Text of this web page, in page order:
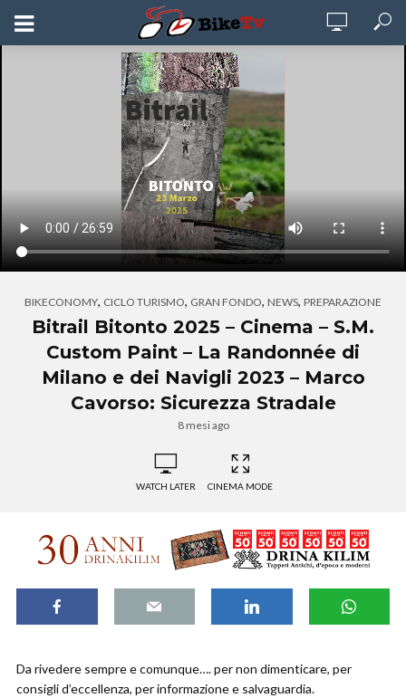
BIKECONOMY, CICLO TURISMO, GRAN FONDO, NEWS, PREPARAZIONE
Bitrail Bitonto 2025 – Cinema – S.M.
Custom Paint – La Randonnée di
Milano e dei Navigli 2023 – Marco
Cavorso: Sicurezza Stradale
8 mesi ago
WATCH LATER CINEMA MODE
Da rivedere sempre e comunque…. per non dimenticare, per
consigli d’eccellenza, per informazione e salvaguardia.